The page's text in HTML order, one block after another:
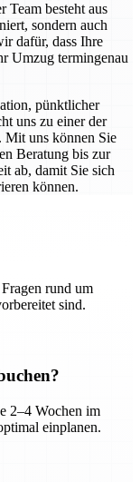
Team besteht aus
sondern auch
dafür, dass Ihre
Umzug termingenau
pünktlicher
uns zu einer der
Mit uns können Sie
Beratung bis zur
ab, damit Sie sich
können.
rund um
sind.
2–4 Wochen im
einplanen.